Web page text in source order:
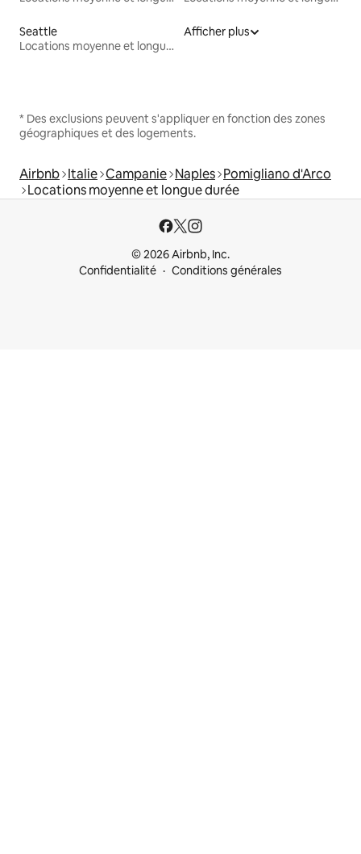
Seattle
Locations moyenne et longue durée
Afficher plus
* Des exclusions peuvent s'appliquer en fonction des zones
géographiques et des logements.
Airbnb Italie Campanie Naples Pomigliano d'Arco
Locations moyenne et longue durée
© 2026 Airbnb, Inc.
Confidentialité
Conditions générales